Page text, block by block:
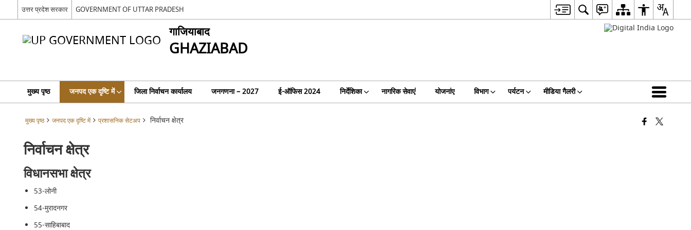
उत्तर प्रदेश सरकार GOVERNMENT OF UTTAR PRADESH
गाजियाबाद
GHAZIABAD
मुख्य पृष्ठ जनपद एक दृष्टि में जिला निर्वाचन कार्यालय जनगणना – 2027 ई-ऑफिस 2024 निर्देशिका नागरिक सेवाएं योजनांए विभाग पर्यटन मीडिया गैलरी
मुख्य पृष्ठ जनपद एक दृष्टि में प्रशासनिक सेटअप निर्वाचन क्षेत्र
निर्वाचन क्षेत्र
विधानसभा क्षेत्र
53-लोनी
54-मुरादनगर
55-साहिबाबाद